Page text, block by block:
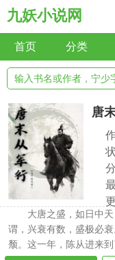
九妖小说网
首页 分类
唐
大唐之盛，如日中
谓，兴衰有数，盛极必
颓。这一年，陈从进来